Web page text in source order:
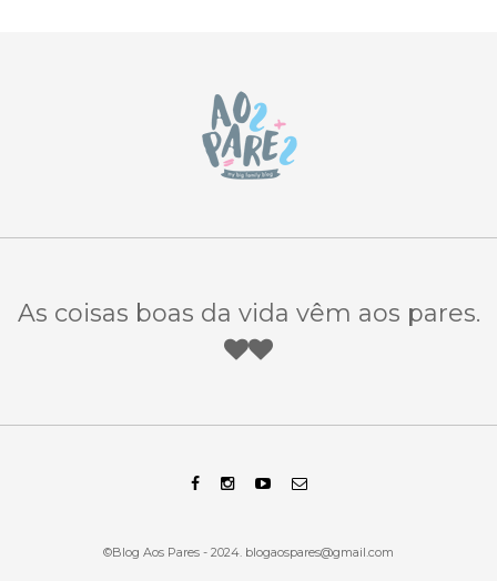
As coisas boas da vida vêm aos pares.
©Blog Aos Pares - 2024. blogaospares@gmail.com